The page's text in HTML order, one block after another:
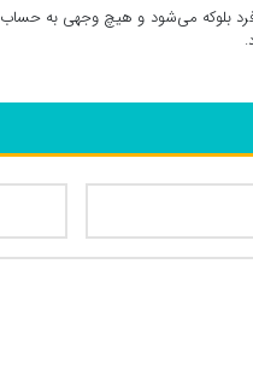
بلوکه می‌شود و هیچ وجهی به